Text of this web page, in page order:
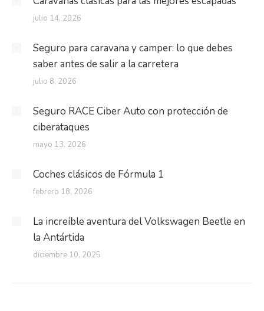
julio 14, 2026
Seguro para caravana y camper: lo que debes
saber antes de salir a la carretera
julio 8, 2026
Seguro RACE Ciber Auto con protección de
ciberataques
mayo 13, 2026
Coches clásicos de Fórmula 1
febrero 18, 2026
La increíble aventura del Volkswagen Beetle en
la Antártida
diciembre 10, 2025